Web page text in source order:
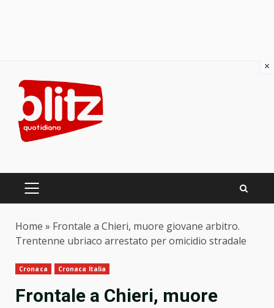
content
PRIMARY
Home » Frontale a Chieri, muore giovane arbitro.
Trentenne ubriaco arrestato per omicidio stradale
Cronaca Cronaca Italia
Frontale a Chieri, muore
×